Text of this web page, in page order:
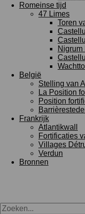
Romeinse tijd
47 Limes
Toren
Nigrum
België
Stelling van
La Position
Position
Frankrijk
Atlantikwall
Fortificaties
Villages
Verdun
Bronnen